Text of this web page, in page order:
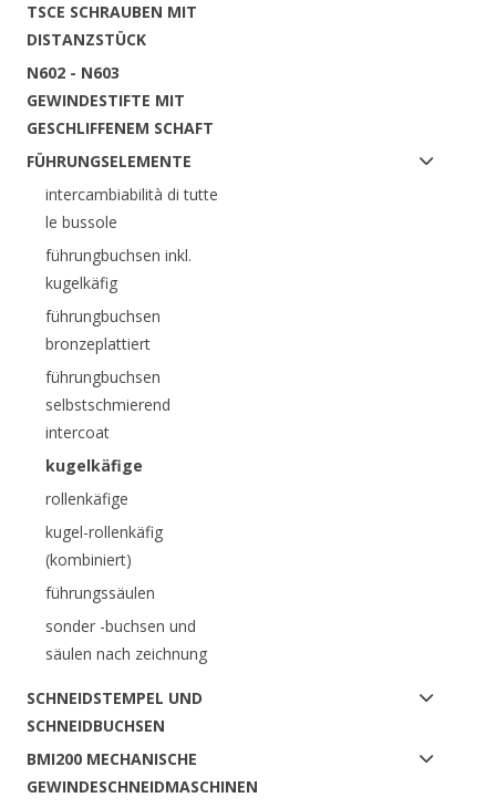
TSCE SCHRAUBEN MIT
DISTANZSTÜCK
N602 - N603
GEWINDESTIFTE MIT
GESCHLIFFENEM SCHAFT
FÜHRUNGSELEMENTE
intercambiabilità di tutte
le bussole
führungbuchsen inkl.
kugelkäfig
führungbuchsen
bronzeplattiert
führungbuchsen
selbstschmierend
intercoat
kugelkäfige
rollenkäfige
kugel-rollenkäfig
(kombiniert)
führungssäulen
sonder -buchsen und
säulen nach zeichnung
SCHNEIDSTEMPEL UND
SCHNEIDBUCHSEN
BMI200 MECHANISCHE
GEWINDESCHNEIDMASCHINEN